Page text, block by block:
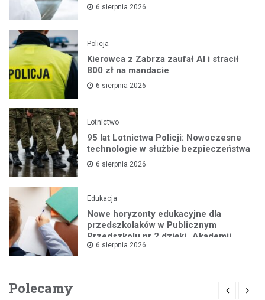
6 sierpnia 2026
Policja
Kierowca z Zabrza zaufał AI i stracił
800 zł na mandacie
6 sierpnia 2026
Lotnictwo
95 lat Lotnictwa Policji: Nowoczesne
technologie w służbie bezpieczeństwa
6 sierpnia 2026
Edukacja
Nowe horyzonty edukacyjne dla
przedszkolaków w Publicznym
Przedszkolu nr 2 dzięki „Akademii
Super Przedszkolaka”
6 sierpnia 2026
Polecamy